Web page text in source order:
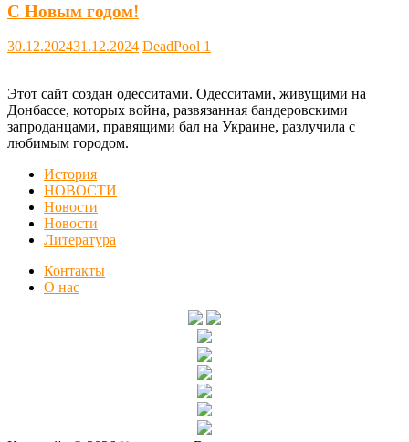
С Новым годом!
30.12.202431.12.2024 DeadPool 1
Этот сайт создан одесситами. Одесситами, живущими на
Донбассе, которых война, развязанная бандеровскими
запроданцами, правящими бал на Украине, разлучила с
любимым городом.
История
НОВОСТИ
Новости
Новости
Литература
Контакты
О нас